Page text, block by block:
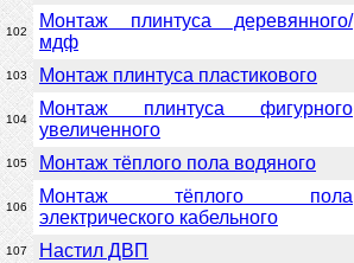
102
Монтаж плинтуса деревянного/
мдф
103 Монтаж плинтуса пластикового
104
Монтаж плинтуса фигурного
увеличенного
105 Монтаж тёплого пола водяного
106
Монтаж тёплого пола
электрического кабельного
107 Настил ДВП